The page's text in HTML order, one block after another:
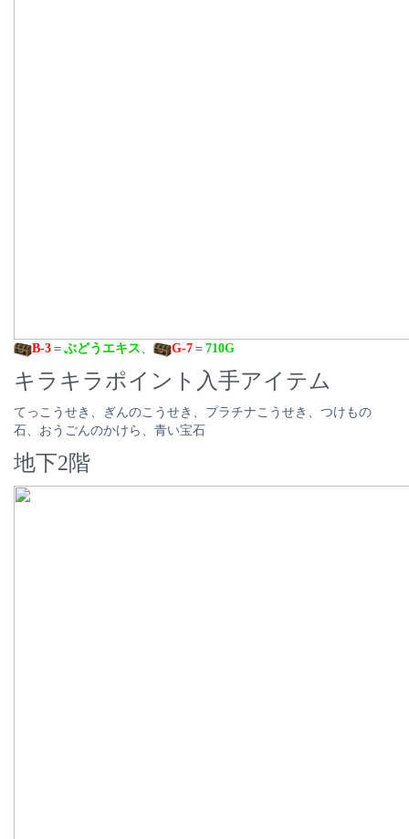
B-3 ＝ ぶどうエキス、 G-7 ＝ 710G
キラキラポイント入手アイテム
てっこうせき、ぎんのこうせき、プラチナこうせき、つけもの
石、おうごんのかけら、青い宝石
地下2階